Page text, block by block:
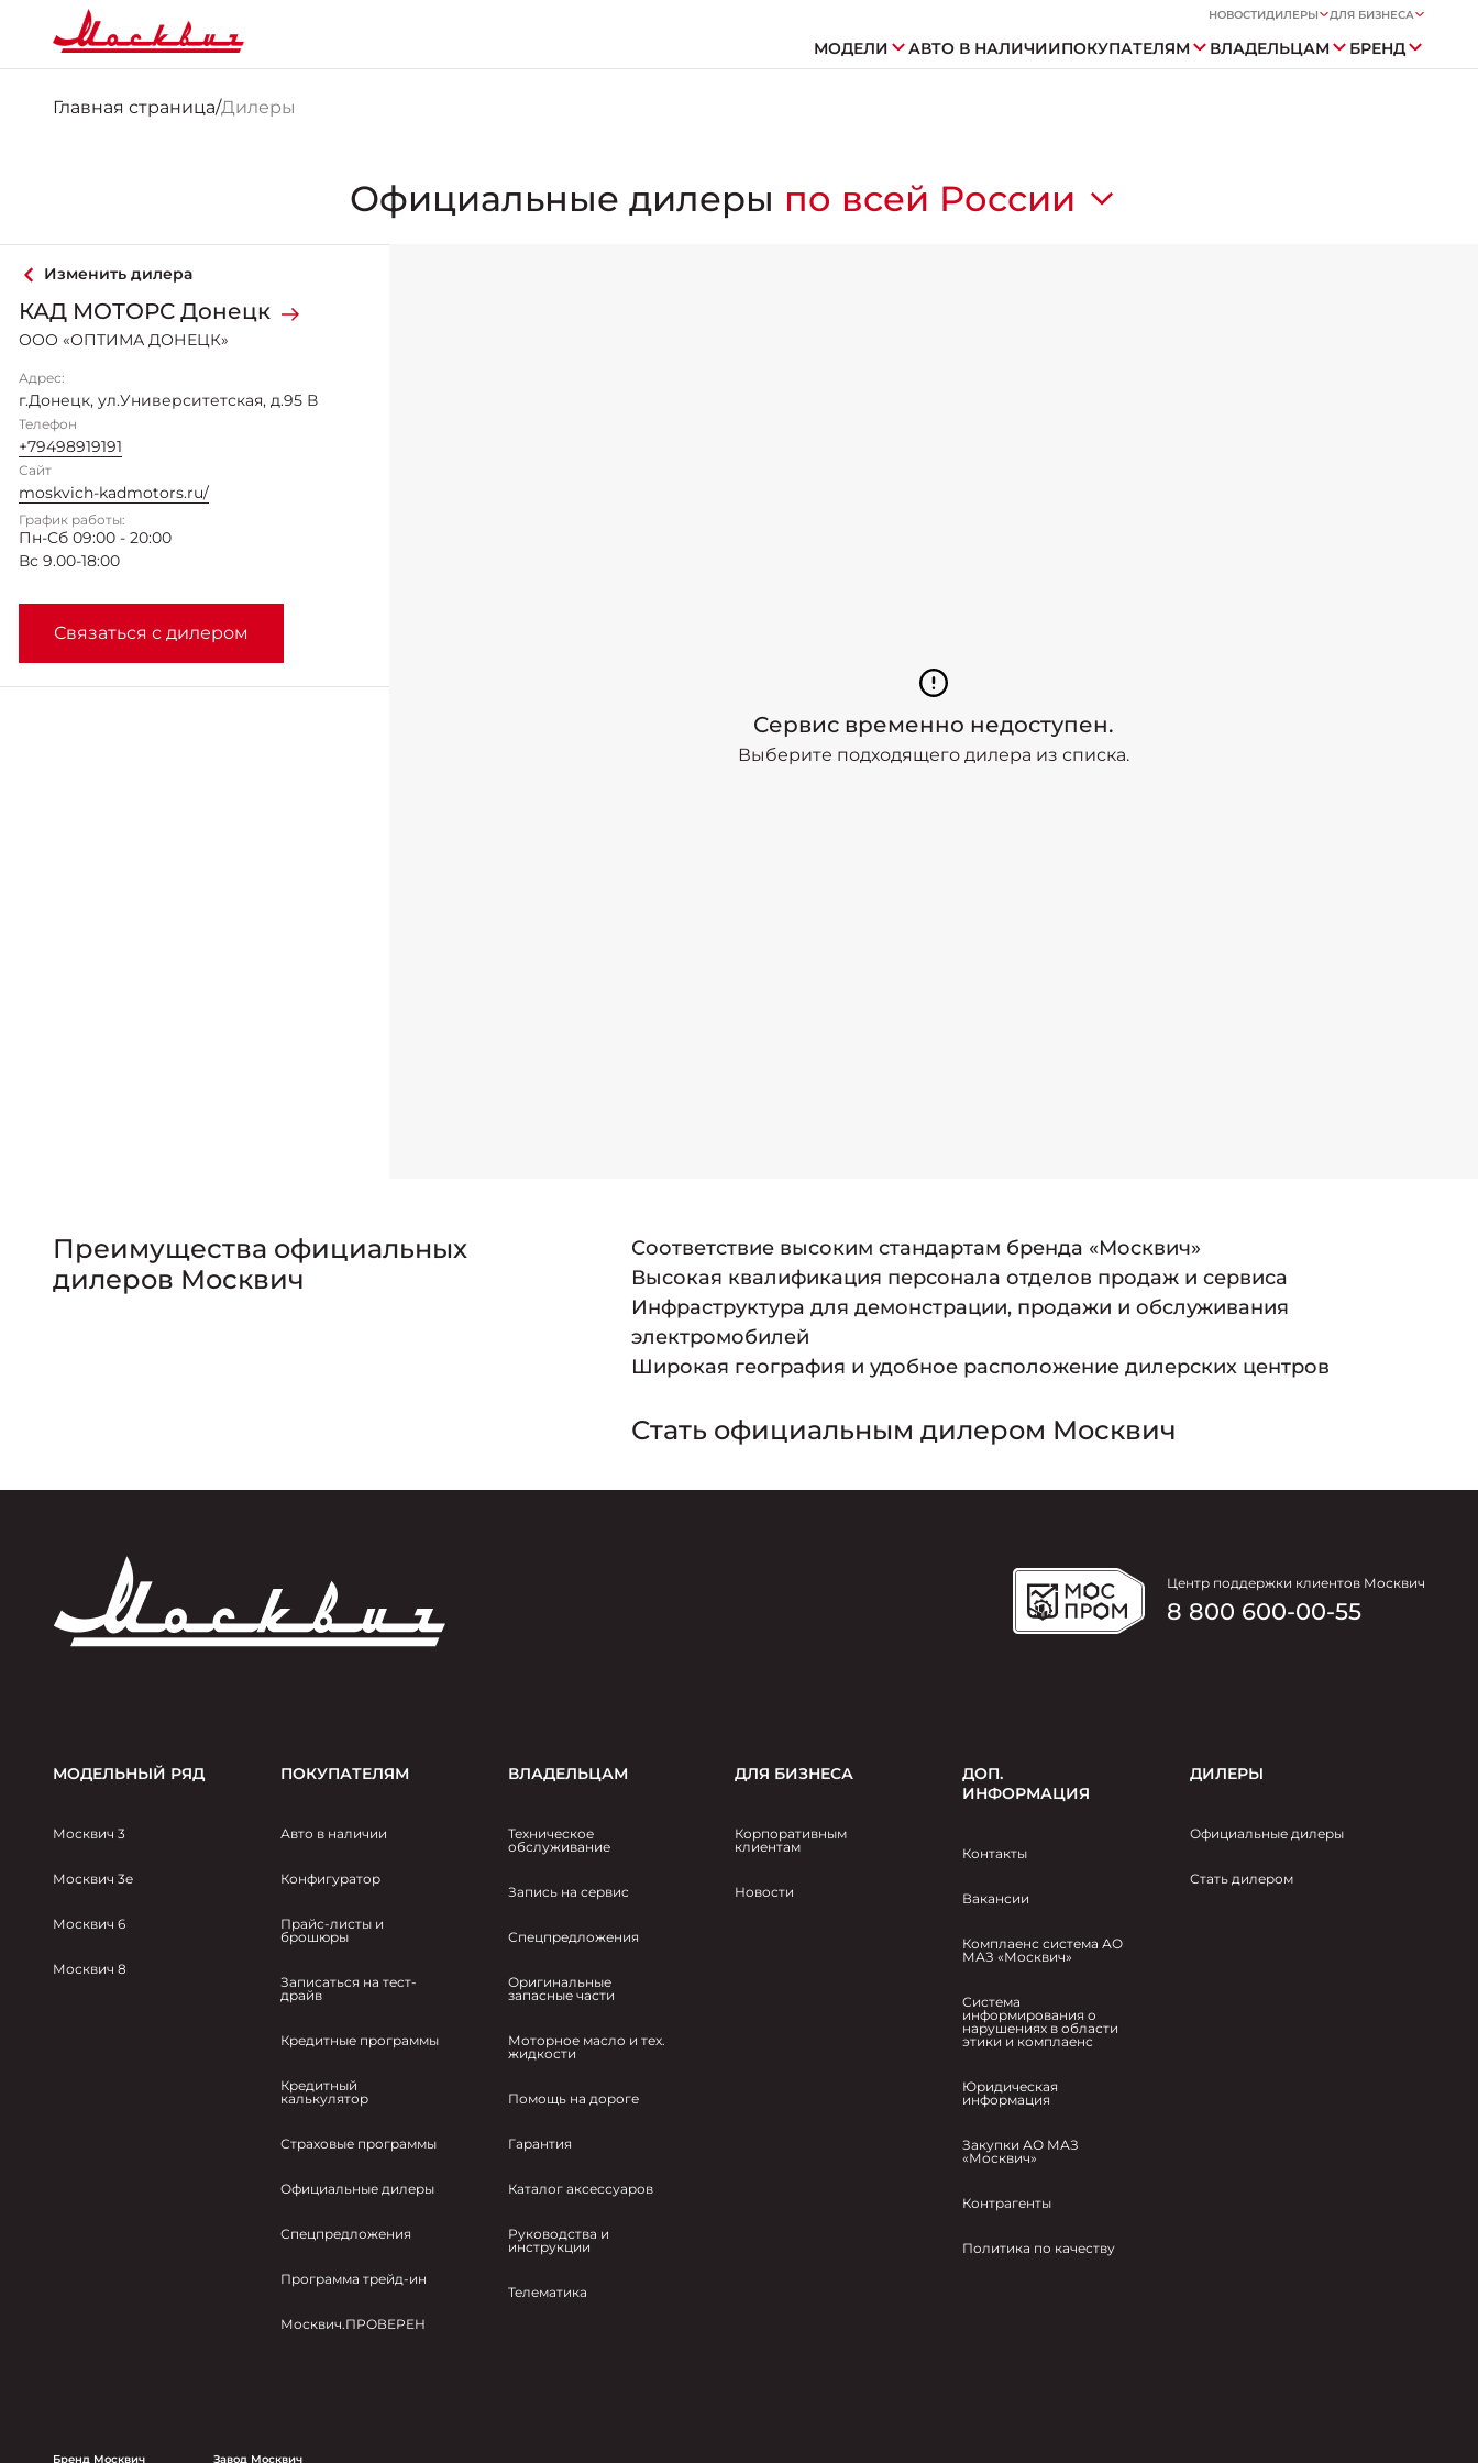
НОВОСТИДИЛЕРЫ ДЛЯ БИЗНЕСА
МОДЕЛИ АВТО В НАЛИЧИИПОКУПАТЕЛЯМ ВЛАДЕЛЬЦАМ БРЕНД
Главная страница/Дилеры
Официальные дилеры по всей России
Изменить дилера
КАД МОТОРС Донецк
ООО «ОПТИМА ДОНЕЦК»
Адрес:
г.Донецк, ул.Университетская, д.95 В
Телефон
+79498919191
Сайт
moskvich-kadmotors.ru/
График работы:
Пн-Сб 09:00 - 20:00
Вс 9.00-18:00
Связаться с дилером
Сервис временно недоступен.
Выберите подходящего дилера из списка.
Преимущества официальных
дилеров Москвич
Соответствие высоким стандартам бренда «Москвич»
Высокая квалификация персонала отделов продаж и сервиса
Инфраструктура для демонстрации, продажи и обслуживания
электромобилей
Широкая география и удобное расположение дилерских центров
Стать официальным дилером Москвич
Центр поддержки клиентов Москвич
8 800 600-00-55
МОДЕЛЬНЫЙ РЯД
Москвич 3
Москвич 3e
Москвич 6
Москвич 8
ПОКУПАТЕЛЯМ
Авто в наличии
Конфигуратор
Прайс-листы и
брошюры
Записаться на тест-
драйв
Кредитные программы
Кредитный
калькулятор
Страховые программы
Официальные дилеры
Спецпредложения
Программа трейд-ин
Москвич.ПРОВЕРЕН
ВЛАДЕЛЬЦАМ
Техническое
обслуживание
Запись на сервис
Спецпредложения
Оригинальные
запасные части
Моторное масло и тех.
жидкости
Помощь на дороге
Гарантия
Каталог аксессуаров
Руководства и
инструкции
Телематика
ДЛЯ БИЗНЕСА
Корпоративным
клиентам
Новости
ДОП.
ИНФОРМАЦИЯ
Контакты
Вакансии
Комплаенс система АО
МАЗ «Москвич»
Система
информирования о
нарушениях в области
этики и комплаенс
Юридическая
информация
Закупки АО МАЗ
«Москвич»
Контрагенты
Политика по качеству
ДИЛЕРЫ
Официальные дилеры
Стать дилером
Бренд Москвич Завод Москвич